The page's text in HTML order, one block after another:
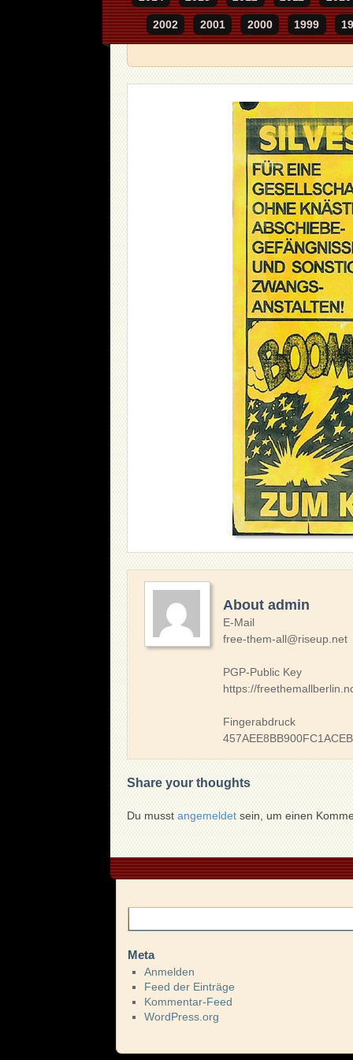
2002 2001 2000 1999
About admin
E-Mail
free-them-all@riseup.net
PGP-Public Key
https://
Fingerabdruck
Share your thoughts
Du musst angemeldet sein, um einen
Meta
Anmelden
Feed der Einträge
Kommentar-Feed
WordPress.org